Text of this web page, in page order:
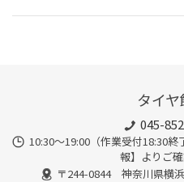
タイ
045-
10:30～19:00（作業受付18:30
報】よりご確
〒244-0844 神奈川県横